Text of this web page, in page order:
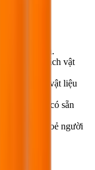
khi tạo hình.
quá trình tách vật
huởng đến vật liệu
dụng cụ có sẵn
đến sức khoẻ người
cháy nổ.